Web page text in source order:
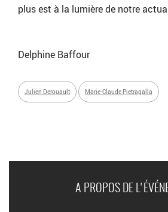
plus est à la lumière de notre
Delphine Baffour
Julien Derouault Marie-Claude Pietragalla
A PROPOS DE